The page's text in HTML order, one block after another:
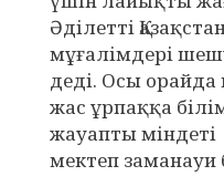
Әділетті
мұғалімдері
деді. Осы орайда
жас ұрпаққа
жауапты міндеті
мектеп заманауи